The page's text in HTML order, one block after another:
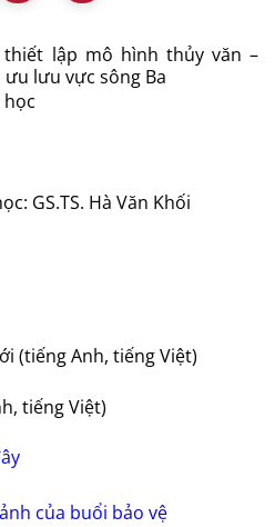
lập mô hình thủy văn –
lưu vực sông Ba
học
GS.TS. Hà Văn Khối
(tiếng Anh, tiếng Việt)
tiếng Việt)
của buổi bảo vệ